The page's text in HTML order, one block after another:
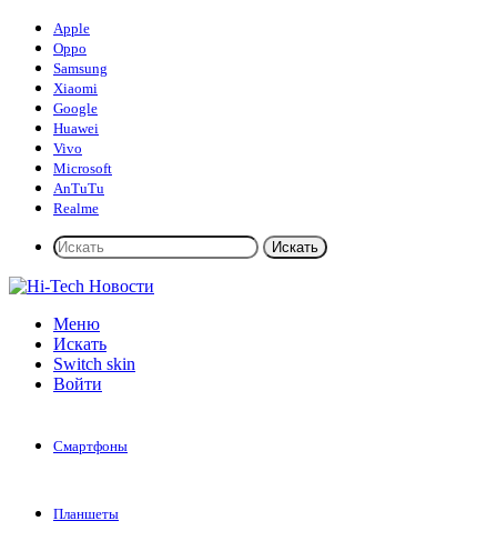
Apple
Oppo
Samsung
Xiaomi
Google
Huawei
Vivo
Microsoft
AnTuTu
Realme
Искать
Меню
Искать
Switch skin
Войти
Смартфоны
Планшеты